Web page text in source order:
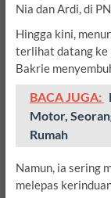
Nia dan Ardi, di
Hingga kini,
terlihat datang ke
Bakrie
BACA JUGA:
Motor,
Rumah
Namun, ia sering
melepas